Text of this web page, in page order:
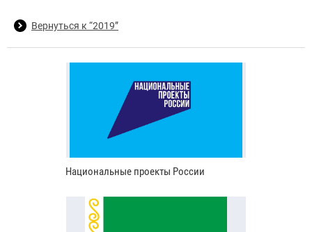
Вернуться к “2019”
Национальные проекты России